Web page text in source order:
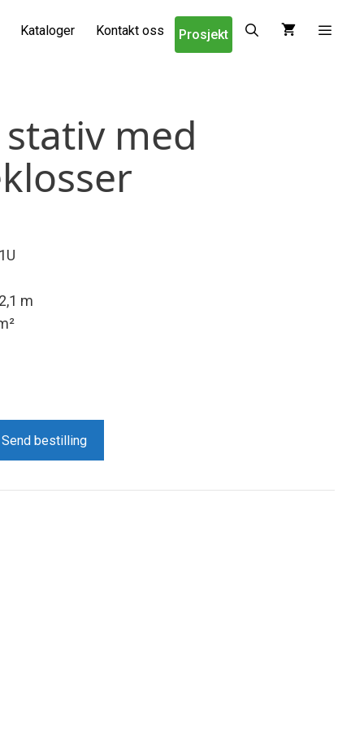
Kataloger Kontakt oss Prosjekt
med
m
Send bestilling